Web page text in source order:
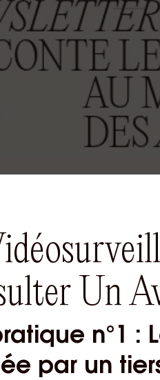
Un
n°1 :
par un